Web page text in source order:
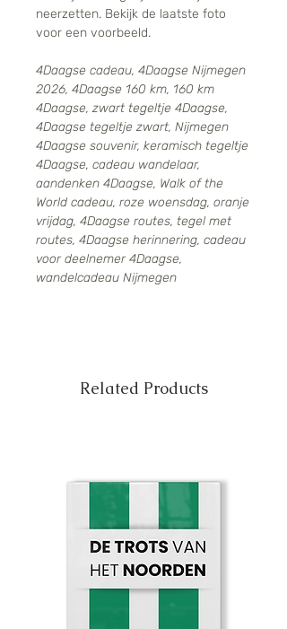
neerzetten. Bekijk de laatste foto
voor een voorbeeld.
4Daagse cadeau, 4Daagse Nijmegen
2026, 4Daagse 160 km, 160 km
4Daagse, zwart tegeltje 4Daagse,
4Daagse tegeltje zwart, Nijmegen
4Daagse souvenir, keramisch tegeltje
4Daagse, cadeau wandelaar,
aandenken 4Daagse, Walk of the
World cadeau, roze woensdag, oranje
vrijdag, 4Daagse routes, tegel met
routes, 4Daagse herinnering, cadeau
voor deelnemer 4Daagse,
wandelcadeau Nijmegen
Related Products